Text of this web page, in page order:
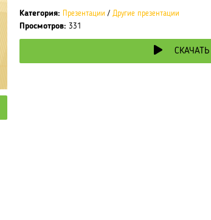
Категория: Презентации / Другие презентации
Просмотров: 331